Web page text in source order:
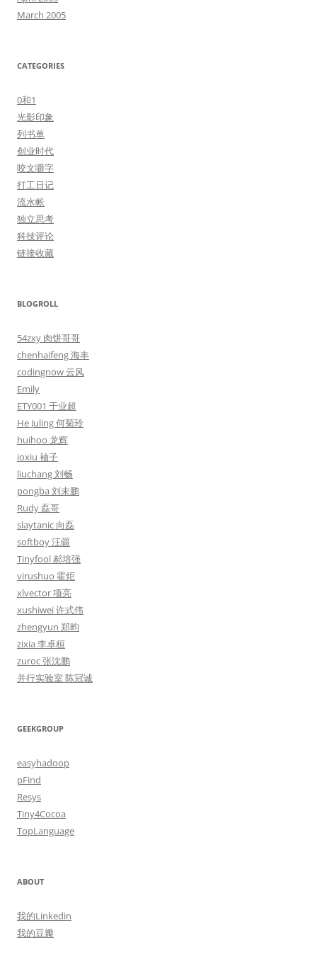
March 2005
CATEGORIES
0和1
光影印象
列书单
创业时代
咬文嚼字
打工日记
流水帐
独立思考
科技评论
链接收藏
BLOGROLL
54zxy 肉饼哥哥
chenhaifeng 海丰
codingnow 云风
Emily
ETY001 于业超
He Juling 何菊玲
huihoo 龙辉
ioxiu 袖子
liuchang 刘畅
pongba 刘未鹏
Rudy 磊哥
slaytanic 向磊
softboy 汪疆
Tinyfool 郝培强
virushuo 霍炬
xlvector 项亮
xushiwei 许式伟
zhengyun 郑昀
zixia 李卓桓
zuroc 张沈鹏
并行实验室 陈冠诚
GEEKGROUP
easyhadoop
pFind
Resys
Tiny4Cocoa
TopLanguage
ABOUT
我的Linkedin
我的豆瓣